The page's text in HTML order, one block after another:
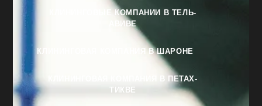
КЛИНИНГОВЫЕ КОМПАНИИ В ТЕЛЬ-
АВИВЕ
КЛИНИНГОВАЯ КОМПАНИЯ В ШАРОНЕ
КЛИНИНГОВАЯ КОМПАНИЯ В ПЕТАХ-
ТИКВЕ